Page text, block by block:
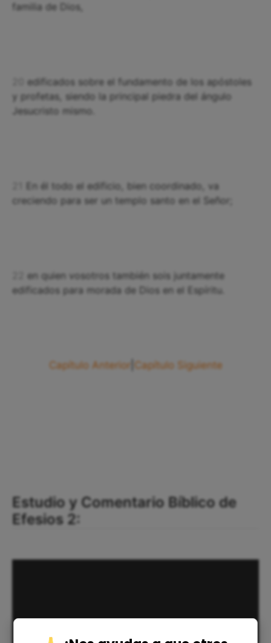
familia de Dios,
edificados sobre el fundamento de los apóstoles
y profetas, siendo la principal piedra del ángulo
Jesucristo mismo.
En él todo el edificio, bien coordinado, va
creciendo para ser un templo santo en el Señor;
en quien vosotros también sois juntamente
edificados para morada de Dios en el Espíritu.
Capítulo Anterior Capítulo Siguiente
Estudio y Comentario Bíblico de
Efesios 2: